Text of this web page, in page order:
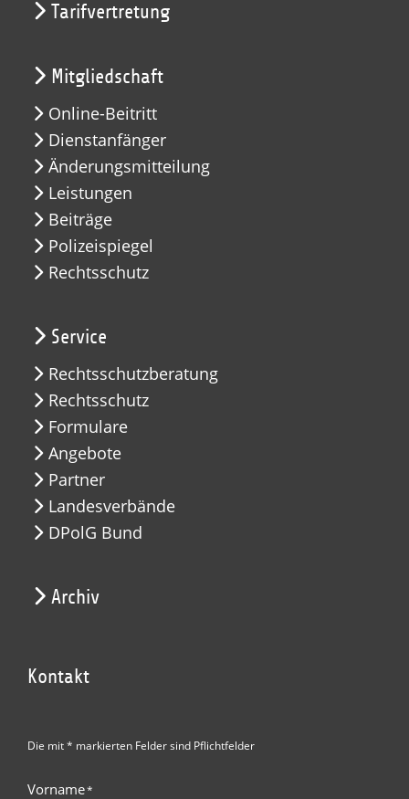
Tarifvertretung
Mitgliedschaft
Online-Beitritt
Dienstanfänger
Änderungsmitteilung
Leistungen
Beiträge
Polizeispiegel
Rechtsschutz
Service
Rechtsschutzberatung
Rechtsschutz
Formulare
Angebote
Partner
Landesverbände
DPolG Bund
Archiv
Kontakt
Die mit * markierten Felder sind Pflichtfelder
Vorname*